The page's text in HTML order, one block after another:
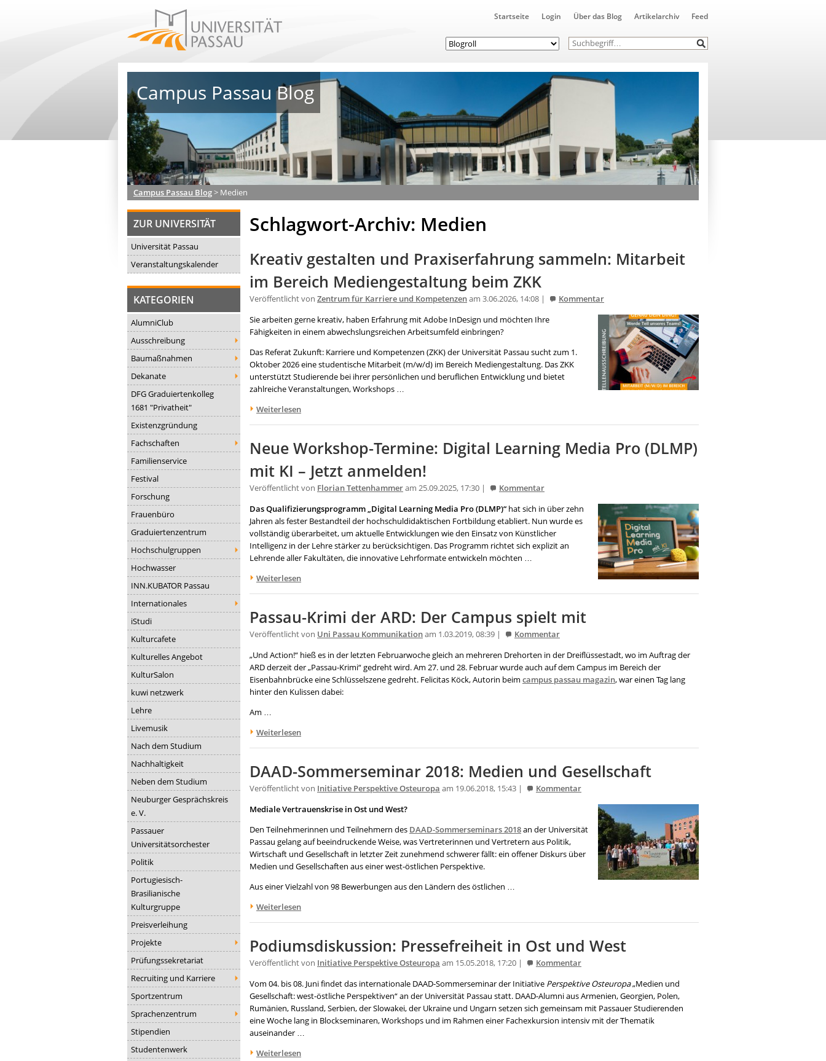
Startseite Login Über das Blog Artikelarchiv Feed
Campus Passau Blog
Campus Passau Blog> Medien
ZUR UNIVERSITÄT
Universität Passau
Veranstaltungskalender
KATEGORIEN
AlumniClub
Ausschreibung
Baumaßnahmen
Dekanate
DFG Graduiertenkolleg
1681 "Privatheit"
Existenzgründung
Fachschaften
Familienservice
Festival
Forschung
Frauenbüro
Graduiertenzentrum
Hochschulgruppen
Hochwasser
INN.KUBATOR Passau
Internationales
iStudi
Kulturcafete
Kulturelles Angebot
KulturSalon
kuwi netzwerk
Lehre
Livemusik
Nach dem Studium
Nachhaltigkeit
Neben dem Studium
Neuburger Gesprächskreis
e. V.
Passauer
Universitätsorchester
Politik
Portugiesisch-
Brasilianische
Kulturgruppe
Preisverleihung
Projekte
Prüfungssekretariat
Recruiting und Karriere
Sportzentrum
Sprachenzentrum
Stipendien
Studentenwerk
Schlagwort-Archiv: Medien
Kreativ gestalten und Praxiserfahrung sammeln: Mitarbeit
im Bereich Mediengestaltung beim ZKK
Veröffentlicht von Zentrum für Karriere und Kompetenzenam 3.06.2026, 14:08 | Kommentar
Sie arbeiten gerne kreativ, haben Erfahrung mit Adobe InDesign und möchten Ihre
Fähigkeiten in einem abwechslungsreichen Arbeitsumfeld einbringen?
Das Referat Zukunft: Karriere und Kompetenzen (ZKK) der Universität Passau sucht zum 1.
Oktober 2026 eine studentische Mitarbeit (m/w/d) im Bereich Mediengestaltung. Das ZKK
unterstützt Studierende bei ihrer persönlichen und beruflichen Entwicklung und bietet
zahlreiche Veranstaltungen, Workshops …
Weiterlesen
Neue Workshop-Termine: Digital Learning Media Pro (DLMP)
mit KI – Jetzt anmelden!
Veröffentlicht von Florian Tettenhammeram 25.09.2025, 17:30 | Kommentar
Das Qualifizierungsprogramm „Digital Learning Media Pro (DLMP)“ hat sich in über zehn
Jahren als fester Bestandteil der hochschuldidaktischen Fortbildung etabliert. Nun wurde es
vollständig überarbeitet, um aktuelle Entwicklungen wie den Einsatz von Künstlicher
Intelligenz in der Lehre stärker zu berücksichtigen. Das Programm richtet sich explizit an
Lehrende aller Fakultäten, die innovative Lehrformate entwickeln möchten …
Weiterlesen
Passau-Krimi der ARD: Der Campus spielt mit
Veröffentlicht von Uni Passau Kommunikationam 1.03.2019, 08:39 | Kommentar
„Und Action!“ hieß es in der letzten Februarwoche gleich an mehreren Drehorten in der Dreiflüssestadt, wo im Auftrag der
ARD derzeit der „Passau-Krimi“ gedreht wird. Am 27. und 28. Februar wurde auch auf dem Campus im Bereich der
Eisenbahnbrücke eine Schlüsselszene gedreht. Felicitas Köck, Autorin beim campus passau magazin, war einen Tag lang
hinter den Kulissen dabei:
Am …
Weiterlesen
DAAD-Sommerseminar 2018: Medien und Gesellschaft
Veröffentlicht von Initiative Perspektive Osteuropa am 19.06.2018, 15:43 | Kommentar
Mediale Vertrauenskrise in Ost und West?
Den Teilnehmerinnen und Teilnehmern des DAAD-Sommerseminars 2018an der Universität
Passau gelang auf beeindruckende Weise, was Vertreterinnen und Vertretern aus Politik,
Wirtschaft und Gesellschaft in letzter Zeit zunehmend schwerer fällt: ein offener Diskurs über
Medien und Gesellschaften aus einer west-östlichen Perspektive.
Aus einer Vielzahl von 98 Bewerbungen aus den Ländern des östlichen …
Weiterlesen
Podiumsdiskussion: Pressefreiheit in Ost und West
Veröffentlicht von Initiative Perspektive Osteuropa am 15.05.2018, 17:20 | Kommentar
Vom 04. bis 08. Juni findet das internationale DAAD-Sommerseminar der Initiative Perspektive Osteuropa„Medien und
Gesellschaft: west-östliche Perspektiven“ an der Universität Passau statt. DAAD-Alumni aus Armenien, Georgien, Polen,
Rumänien, Russland, Serbien, der Slowakei, der Ukraine und Ungarn setzen sich gemeinsam mit Passauer Studierenden
eine Woche lang in Blockseminaren, Workshops und im Rahmen einer Fachexkursion intensiv mit der Thematik
auseinander …
Weiterlesen